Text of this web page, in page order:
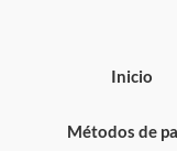
Inicio
Métodos de